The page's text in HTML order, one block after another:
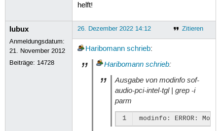
helft!
lubux
Anmeldungsdatum:
21. November 2012
Beiträge: 14728
Zitieren
26. Dezember 2022 14:12
Haribomann schrieb:
Haribomann schrieb:
Ausgabe von modinfo sof-
audio-pci-intel-tgl | grep -i
parm
1